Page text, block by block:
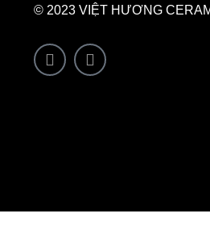
© 2023 VIỆT HƯƠNG